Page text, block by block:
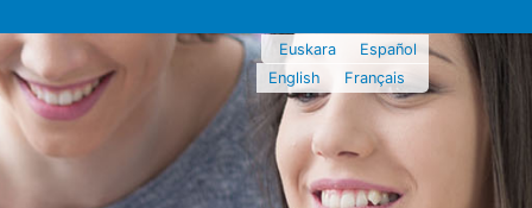
Euskara
Español
English
Français